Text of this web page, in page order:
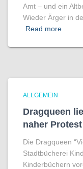
Amt – und ein
Wieder Ärger in
Read more
ALLGEMEIN
Dragqueen
naher
Die Dragqueen
Stadtbücherei
Kinderbüchern